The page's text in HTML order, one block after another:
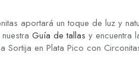
aportará un toque de luz y
Guía de tallas y encuentra
Sortija en Plata Pico con